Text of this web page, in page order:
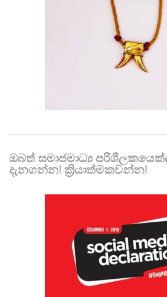
ඔබත් සමාජමාධ්‍ය
දැනගන්න! ක්‍රියාත්මකවන්න!